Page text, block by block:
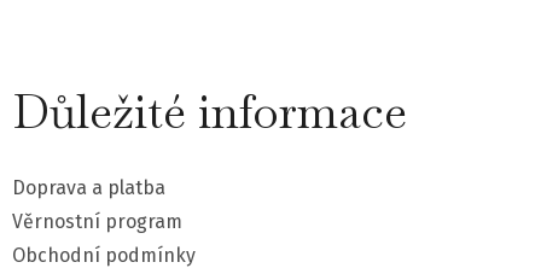
p
a
t
Důležité informace
Doprava a platba
Věrnostní program
Obchodní podmínky